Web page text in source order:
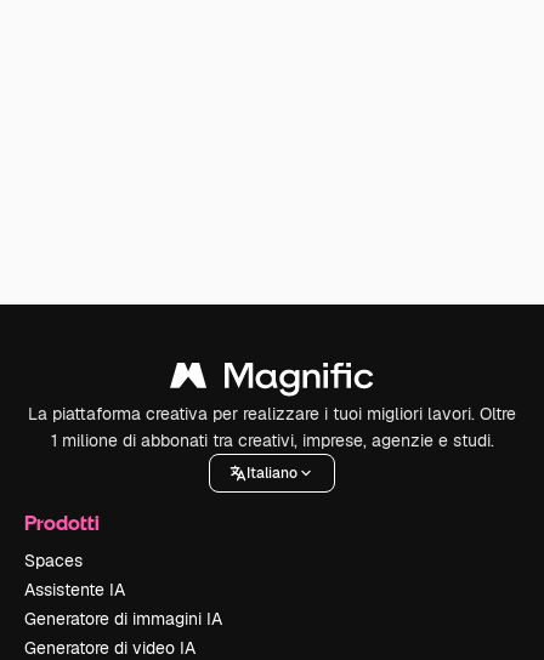
La piattaforma creativa per realizzare i tuoi migliori lavori. Oltre
1 milione di abbonati tra creativi, imprese, agenzie e studi.
Italiano
Prodotti
Spaces
Assistente IA
Generatore di immagini IA
Generatore di video IA